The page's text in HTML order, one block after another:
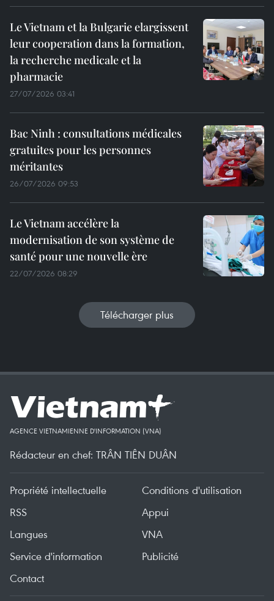
Le Vietnam et la Bulgarie elargissent
leur cooperation dans la formation,
la recherche medicale et la
pharmacie
27/07/2026 03:41
Bac Ninh : consultations médicales
gratuites pour les personnes
méritantes
26/07/2026 09:53
Le Vietnam accélère la
modernisation de son système de
santé pour une nouvelle ère
22/07/2026 08:29
Télécharger plus
AGENCE VIETNAMIENNE D'INFORMATION (VNA)
Rédacteur en chef: TRÂN TIÊN DUÂN
Propriété intellectuelle
Conditions d'utilisation
RSS
Appui
Langues
VNA
Service d'information
Publicité
Contact